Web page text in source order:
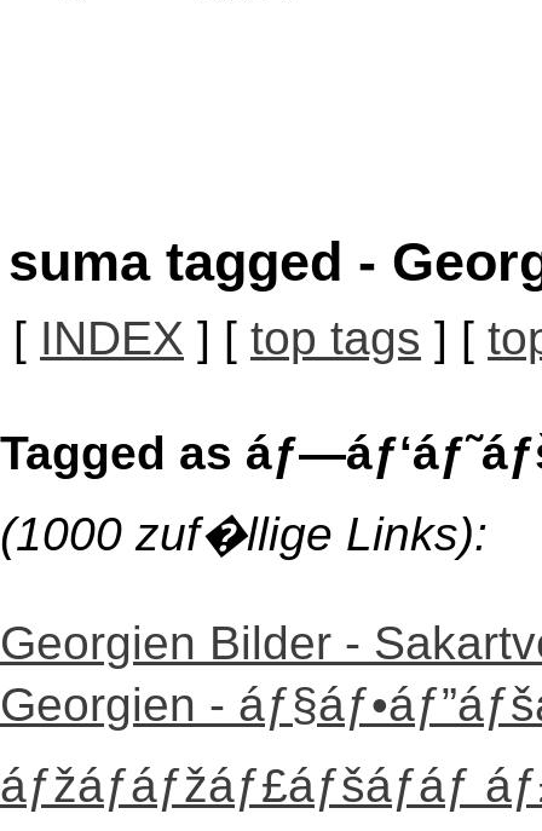
suma tagged -
[ INDEX ] [ top tags ] [
Tagged as
(1000 zuf�llige Links):
Georgien Bilder -
Georgien -
áƒžáƒáƒžáƒ£áƒšáƒáƒ